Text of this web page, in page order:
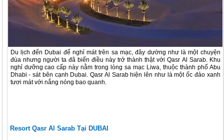
Du lịch đến Dubai để nghỉ mát trên sa mạc, đây dường như là một chuyện
đùa nhưng người ta đã biến điều này trở thành thật với Qasr Al Sarab. Khu
nghỉ dưỡng cao cấp này nằm trong lòng sa mạc Liwa, thuộc thành phố Abu
Dhabi - sát bên cạnh Dubai. Qasr Al Sarab hiện lên như là một ốc đảo xanh
tươi mát với nắng nóng bao quanh.
Resort Qasr Al Sarab Tại DUBAI